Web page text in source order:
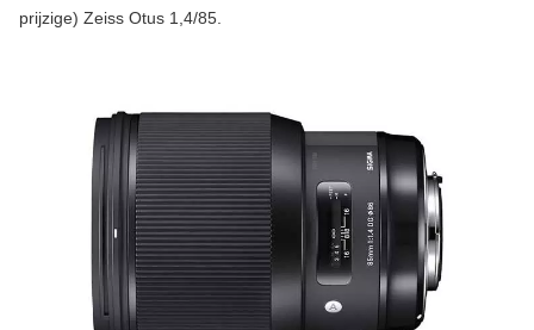
prijzige) Zeiss Otus 1,4/85.